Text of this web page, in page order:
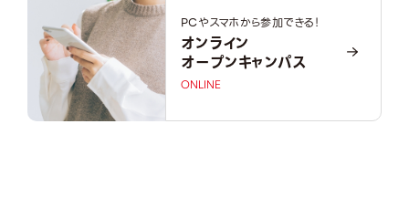
PCやスマホから参加できる！
オンライン
オープンキャンパス
ONLINE